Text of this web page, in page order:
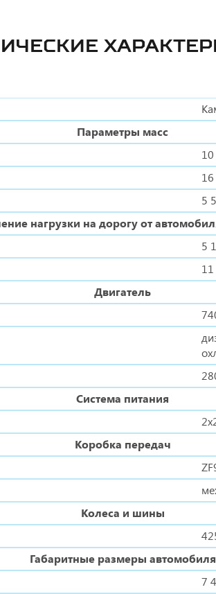
Параметры масс
5
нагрузки на дорогу от
5
Двигатель
Система питания
Коробка передач
Колеса и шины
Габаритные размеры автомобиля
7